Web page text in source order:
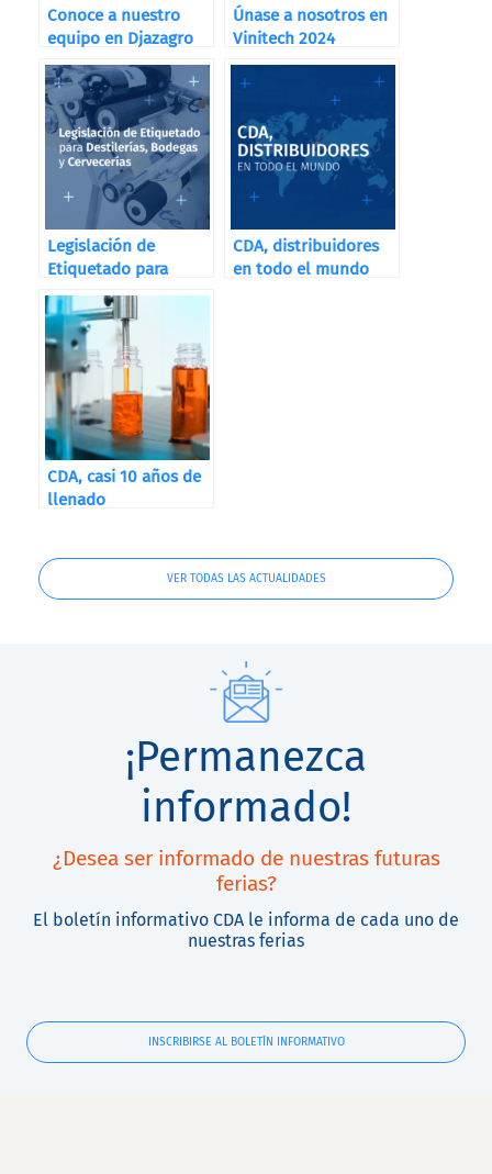
Conoce a nuestro
equipo en Djazagro
Únase a nosotros en
Vinitech 2024
Legislación de
Etiquetado para
Destilerías, Bodegas
y Cervecerías
CDA, distribuidores
en todo el mundo
CDA, casi 10 años de
llenado
VER TODAS LAS ACTUALIDADES
¡Permanezca
informado!
¿Desea ser informado de nuestras futuras
ferias?
El boletín informativo CDA le informa de cada uno de
nuestras ferias
INSCRIBIRSE AL BOLETÍN INFORMATIVO